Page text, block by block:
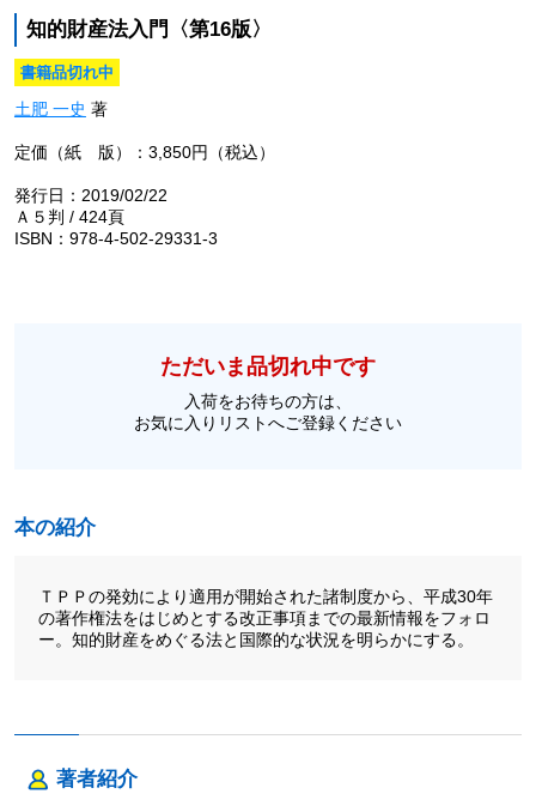
知的財産法入門〈第16版〉
書籍品切れ中
土肥 一史 著
定価（紙 版）：3,850円（税込）
発行日：2019/02/22
Ａ５判 / 424頁
ISBN：978-4-502-29331-3
ただいま品切れ中です
入荷をお待ちの方は、
お気に入りリストへご登録ください
本の紹介
ＴＰＰの発効により適用が開始された諸制度から、平成30年
の著作権法をはじめとする改正事項までの最新情報をフォロ
ー。知的財産をめぐる法と国際的な状況を明らかにする。
著者紹介